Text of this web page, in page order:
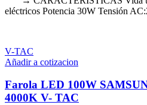
eléctricos Potencia 30W Tensión
V-TAC
Añadir a cotizacion
Farola LED 100W
4000K V- TAC